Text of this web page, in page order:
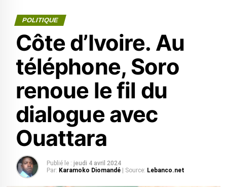
POLITIQUE
Côte d’Ivoire. Au
téléphone, Soro
renoue le fil du
dialogue avec
Ouattara
Publié le : jeudi 4 avril 2024
Par: Karamoko Diomandé | Source: Lebanco.net